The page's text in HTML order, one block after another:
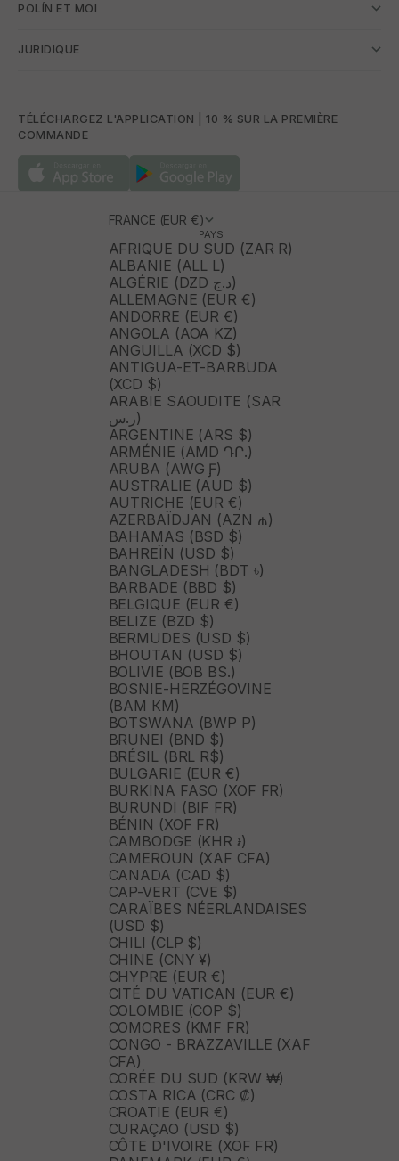
POLÍN ET MOI
JURIDIQUE
TÉLÉCHARGEZ L'APPLICATION | 10 % SUR LA PREMIÈRE
COMMANDE
FRANCE (EUR €)
PAYS
AFRIQUE DU SUD (ZAR R)
ALBANIE (ALL L)
ALGÉRIE (DZD د.ج)
ALLEMAGNE (EUR €)
ANDORRE (EUR €)
ANGOLA (AOA KZ)
ANGUILLA (XCD $)
ANTIGUA-ET-BARBUDA
(XCD $)
ARABIE SAOUDITE (SAR
ر.س)
ARGENTINE (ARS $)
ARMÉNIE (AMD ԴՐ.)
ARUBA (AWG Ƒ)
AUSTRALIE (AUD $)
AUTRICHE (EUR €)
AZERBAÏDJAN (AZN ₼)
BAHAMAS (BSD $)
BAHREÏN (USD $)
BANGLADESH (BDT ৳)
BARBADE (BBD $)
BELGIQUE (EUR €)
BELIZE (BZD $)
BERMUDES (USD $)
BHOUTAN (USD $)
BOLIVIE (BOB BS.)
BOSNIE-HERZÉGOVINE
(BAM КМ)
BOTSWANA (BWP P)
BRUNEI (BND $)
BRÉSIL (BRL R$)
BULGARIE (EUR €)
BURKINA FASO (XOF FR)
BURUNDI (BIF FR)
BÉNIN (XOF FR)
CAMBODGE (KHR ៛)
CAMEROUN (XAF CFA)
CANADA (CAD $)
CAP-VERT (CVE $)
CARAÏBES NÉERLANDAISES
(USD $)
CHILI (CLP $)
CHINE (CNY ¥)
CHYPRE (EUR €)
CITÉ DU VATICAN (EUR €)
COLOMBIE (COP $)
COMORES (KMF FR)
CONGO - BRAZZAVILLE (XAF
CFA)
CORÉE DU SUD (KRW ₩)
COSTA RICA (CRC ₡)
CROATIE (EUR €)
CURAÇAO (USD $)
CÔTE D'IVOIRE (XOF FR)